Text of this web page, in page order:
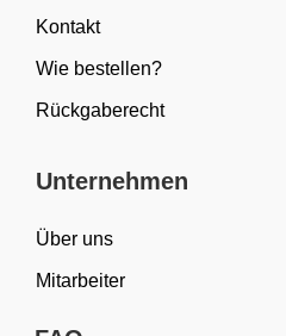
Kontakt
Wie bestellen?
Rückgaberecht
Unternehmen
Über uns
Mitarbeiter